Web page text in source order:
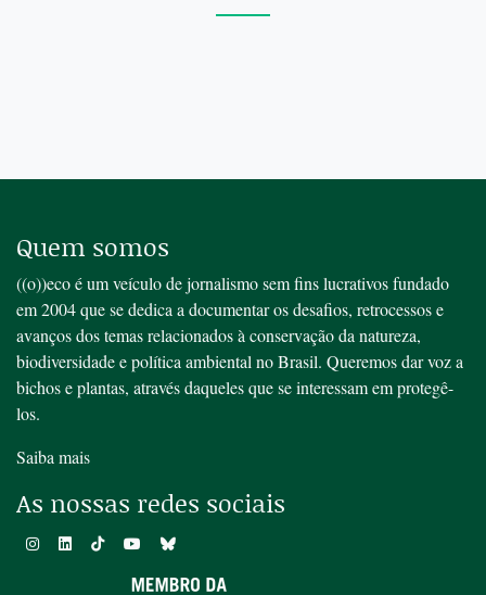
Quem somos
((o))eco é um veículo de jornalismo sem fins lucrativos fundado
em 2004 que se dedica a documentar os desafios, retrocessos e
avanços dos temas relacionados à conservação da natureza,
biodiversidade e política ambiental no Brasil. Queremos dar voz a
bichos e plantas, através daqueles que se interessam em protegê-
los.
Saiba mais
As nossas redes sociais